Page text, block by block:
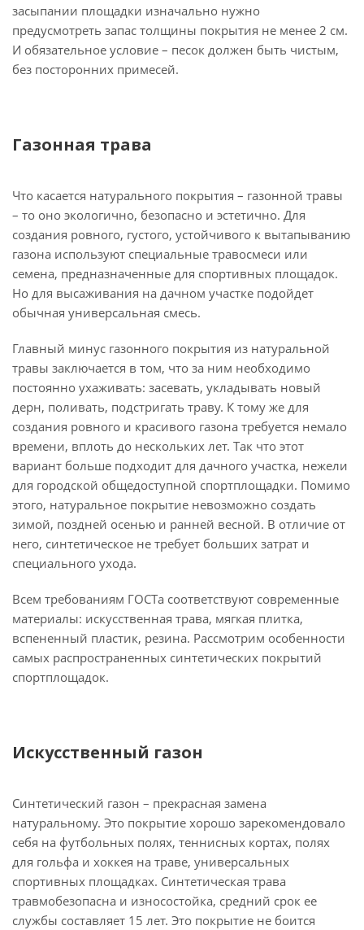
засыпании площадки изначально нужно
предусмотреть запас толщины покрытия не менее 2 см.
И обязательное условие – песок должен быть чистым,
без посторонних примесей.
Газонная трава
Что касается натурального покрытия – газонной травы
– то оно экологично, безопасно и эстетично. Для
создания ровного, густого, устойчивого к вытапыванию
газона используют специальные травосмеси или
семена, предназначенные для спортивных площадок.
Но для высаживания на дачном участке подойдет
обычная универсальная смесь.
Главный минус газонного покрытия из натуральной
травы заключается в том, что за ним необходимо
постоянно ухаживать: засевать, укладывать новый
дерн, поливать, подстригать траву. К тому же для
создания ровного и красивого газона требуется немало
времени, вплоть до нескольких лет. Так что этот
вариант больше подходит для дачного участка, нежели
для городской общедоступной спортплощадки. Помимо
этого, натуральное покрытие невозможно создать
зимой, поздней осенью и ранней весной. В отличие от
него, синтетическое не требует больших затрат и
специального ухода.
Всем требованиям ГОСТа соответствуют современные
материалы: искусственная трава, мягкая плитка,
вспененный пластик, резина. Рассмотрим особенности
самых распространенных синтетических покрытий
спортплощадок.
Искусственный газон
Синтетический газон – прекрасная замена
натуральному. Это покрытие хорошо зарекомендовало
себя на футбольных полях, теннисных кортах, полях
для гольфа и хоккея на траве, универсальных
спортивных площадках. Синтетическая трава
травмобезопасна и износостойка, средний срок ее
службы составляет 15 лет. Это покрытие не боится